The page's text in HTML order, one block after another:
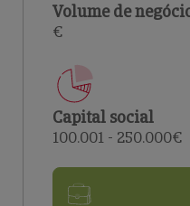
Volume de
€
Capital social
100.001 - 250.000€